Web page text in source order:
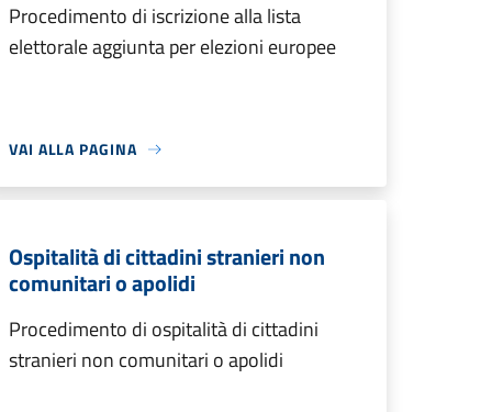
Procedimento di iscrizione alla lista
elettorale aggiunta per elezioni europee
VAI ALLA PAGINA
Ospitalità di cittadini stranieri non
comunitari o apolidi
Procedimento di ospitalità di cittadini
stranieri non comunitari o apolidi